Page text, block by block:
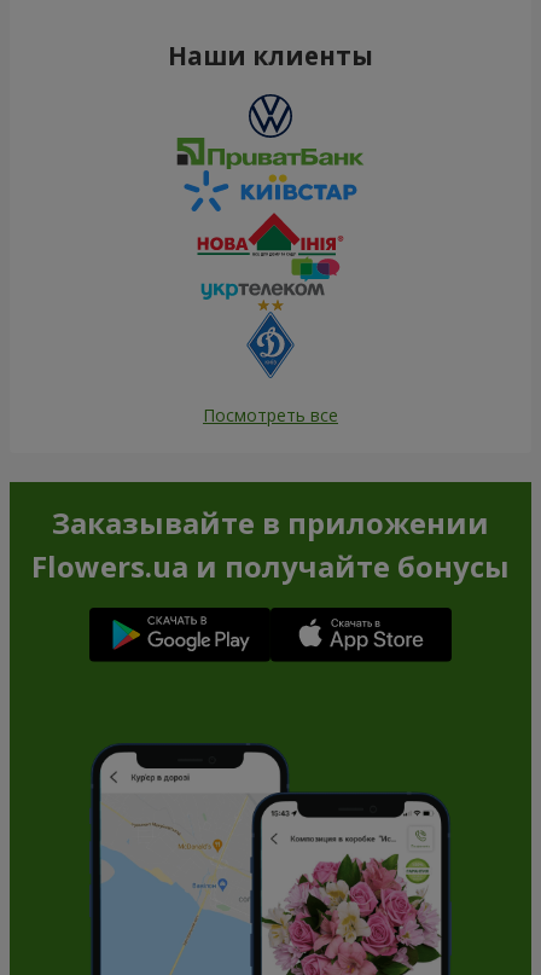
Наши клиенты
Посмотреть все
Заказывайте в приложении
Flowers.ua и получайте бонусы